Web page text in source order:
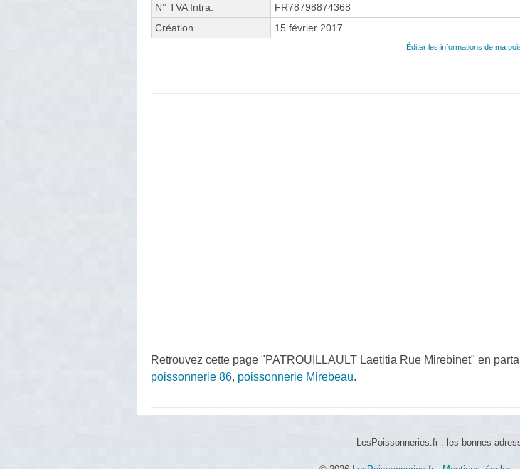
N° TVA Intra.
FR78798874368
Création
15 février 2017
Éditer les informations de ma
Retrouvez cette page "PATROUILLAULT Laetitia Rue Mirebinet" en
poissonnerie 86, poissonnerie Mirebeau.
LesPoissonneries.fr : les bonnes